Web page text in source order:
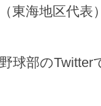
東海地区代表
球部の